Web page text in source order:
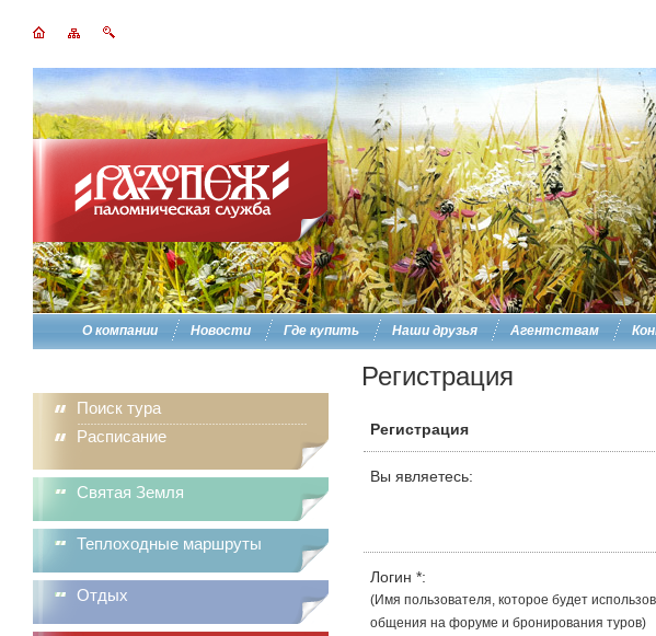
О компании Новости Где купить Наши друзья Агентствам
Поиск тура
Расписание
Святая Земля
Теплоходные маршруты
Отдых
Регистрация
Регистрация
Вы являетесь:
Логин *:
(Имя пользователя, которое будет
общения на форуме и бронирования туров)